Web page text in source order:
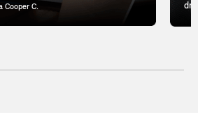
Cooper C.